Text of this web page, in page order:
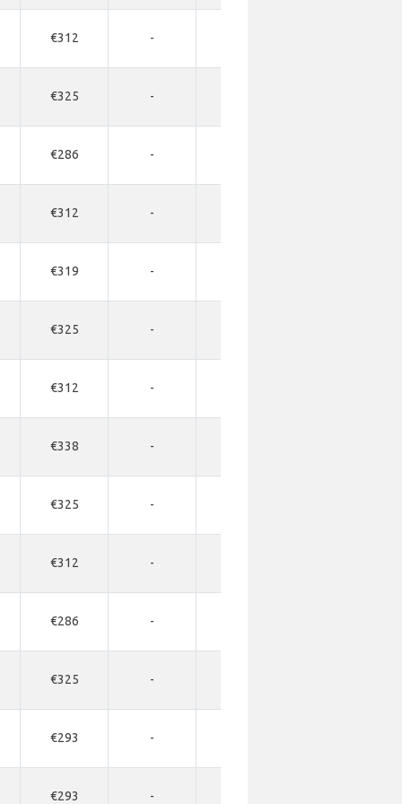
€312 -
€325 -
€286 -
€312 -
€319 -
€325 -
€312 -
€338 -
€325 -
€312 -
€286 -
€325 -
€293 -
€293 -